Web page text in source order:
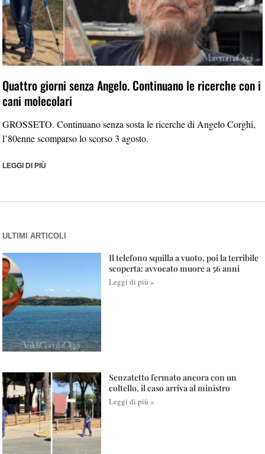
Quattro giorni senza Angelo. Continuano le ricerche con i
cani molecolari
GROSSETO. Continuano senza sosta le ricerche di Angelo Corghi,
l’80enne scomparso lo scorso 3 agosto.
LEGGI DI PIÙ
ULTIMI ARTICOLI
Il telefono squilla a vuoto, poi la terribile
scoperta: avvocato muore a 56 anni
Leggi di più »
Senzatetto fermato ancora con un
coltello, il caso arriva al ministro
Leggi di più »